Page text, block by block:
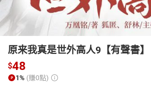
原来我真是世外高人9【有聲書】
$48
1% (賺0點)